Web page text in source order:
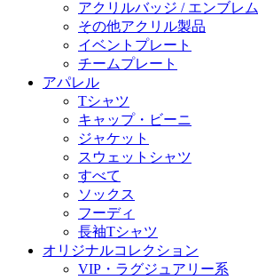
アクリルバッジ / エンブレム
その他アクリル製品
イベントプレート
チームプレート
アパレル
Tシャツ
キャップ・ビーニ
ジャケット
スウェットシャツ
すべて
ソックス
フーディ
長袖Tシャツ
オリジナルコレクション
VIP・ラグジュアリー系